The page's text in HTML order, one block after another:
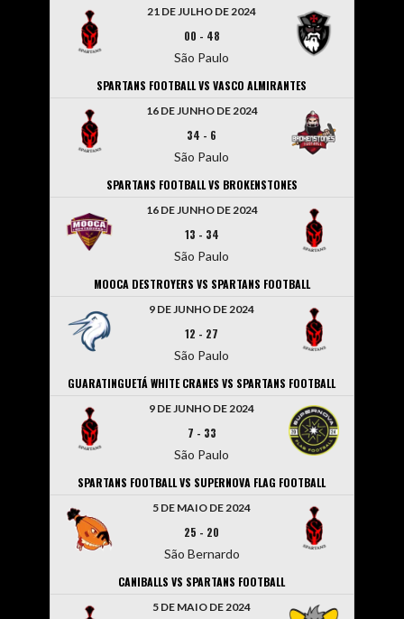
21 DE JULHO DE 2024
00 - 48
São Paulo
SPARTANS FOOTBALL VS VASCO ALMIRANTES
16 DE JUNHO DE 2024
34 - 6
São Paulo
SPARTANS FOOTBALL VS BROKENSTONES
16 DE JUNHO DE 2024
13 - 34
São Paulo
MOOCA DESTROYERS VS SPARTANS FOOTBALL
9 DE JUNHO DE 2024
12 - 27
São Paulo
GUARATINGUETÁ WHITE CRANES VS SPARTANS FOOTBALL
9 DE JUNHO DE 2024
7 - 33
São Paulo
SPARTANS FOOTBALL VS SUPERNOVA FLAG FOOTBALL
5 DE MAIO DE 2024
25 - 20
São Bernardo
CANIBALLS VS SPARTANS FOOTBALL
5 DE MAIO DE 2024